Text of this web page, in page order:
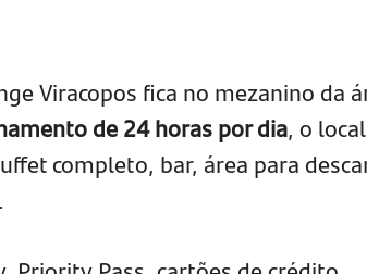
Viracopos fica no mezanino da
de 24 horas por dia, o
completo, bar, área para